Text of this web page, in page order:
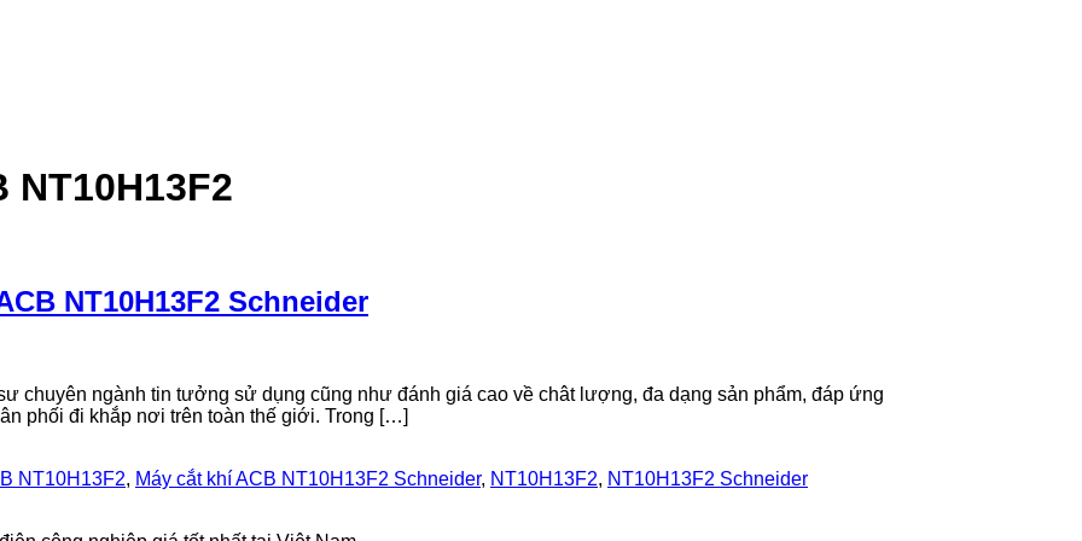
NT10H13F2
NT10H13F2 Schneider
chuyên ngành tin tưởng sử dụng cũng như đánh giá cao về chât lượng, đa dạng sản phẩm, đáp ứng
phối đi khắp nơi trên toàn thế giới. Trong […]
NT10H13F2, Máy cắt khí ACB NT10H13F2 Schneider, NT10H13F2, NT10H13F2 Schneider